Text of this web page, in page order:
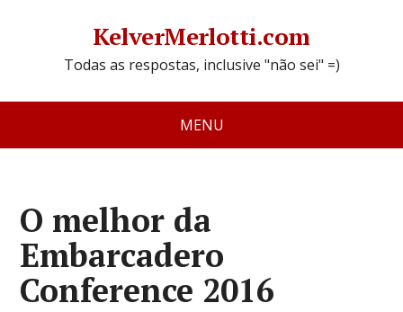
KelverMerlotti.com
Todas as respostas, inclusive "não sei" =)
MENU
O melhor da
Embarcadero
Conference 2016